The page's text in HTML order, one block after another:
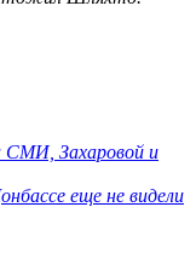
СМИ, Захаровой и
еще не видели